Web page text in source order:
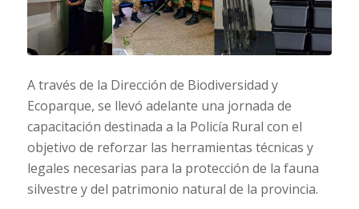
A través de la Dirección de Biodiversidad y
Ecoparque, se llevó adelante una jornada de
capacitación destinada a la Policía Rural con el
objetivo de reforzar las herramientas técnicas y
legales necesarias para la protección de la fauna
silvestre y del patrimonio natural de la provincia.